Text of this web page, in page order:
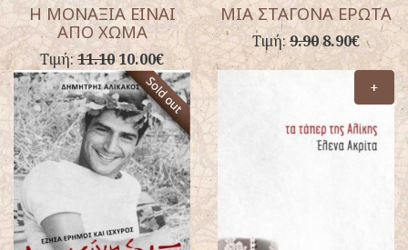
Η ΜΟΝΑΞΙΑ ΕΙΝΑΙ
ΑΠΟ ΧΩΜΑ
Τιμή:11.1010.00€
ΜΙΑ ΣΤΑΓΟΝΑ ΕΡΩΤΑ
Τιμή:9.908.90€
+